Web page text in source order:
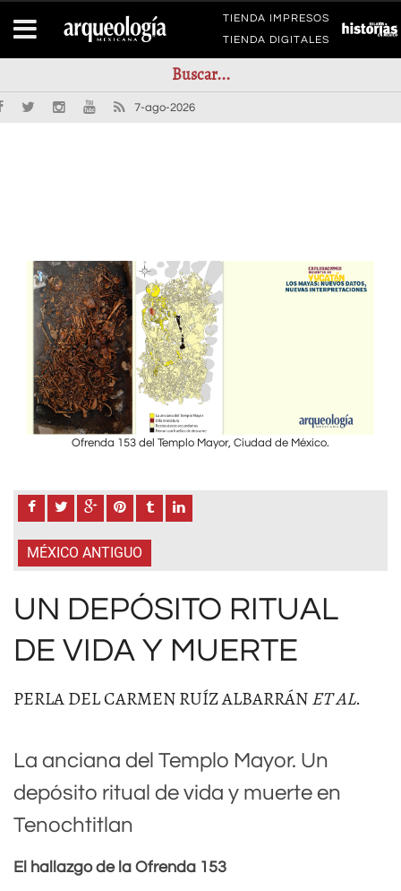
TIENDA IMPRESOS
TIENDA DIGITALES
7-ago-2026
Ofrenda 153 del Templo Mayor, Ciudad de México.
MÉXICO ANTIGUO
UN DEPÓSITO RITUAL
DE VIDA Y MUERTE
PERLA DEL CARMEN RUÍZ ALBARRÁNET AL.
La anciana del Templo Mayor. Un
depósito ritual de vida y muerte en
Tenochtitlan
El hallazgo de la Ofrenda 153